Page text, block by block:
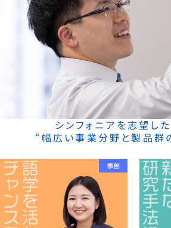
シンフォニアを志望した
“幅広い事業分野と製品群